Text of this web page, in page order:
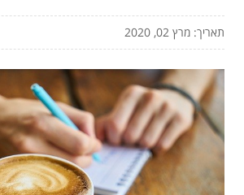
תאריך: מרץ 02, 2020